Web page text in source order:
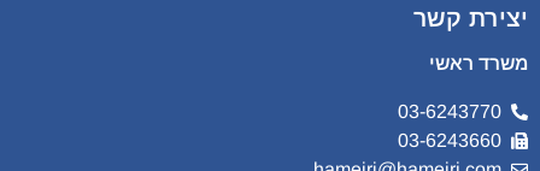
יצירת קשר
משרד ראשי
03-6243770
03-6243660